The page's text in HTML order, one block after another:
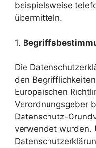
beispielsweise
übermitteln.
1.
Die
den
Europäischen
Verordnungsgeber
Datenschutz-
verwendet wurden.